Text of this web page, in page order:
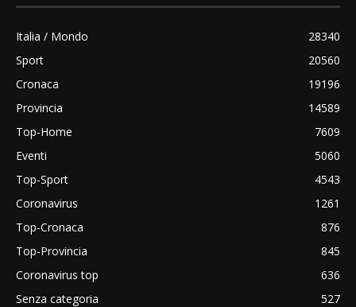
Italia / Mondo
28340
Sport
20560
Cronaca
19196
Provincia
14589
Top-Home
7609
Eventi
5060
Top-Sport
4543
Coronavirus
1261
Top-Cronaca
876
Top-Provincia
845
Coronavirus top
636
Senza categoria
527